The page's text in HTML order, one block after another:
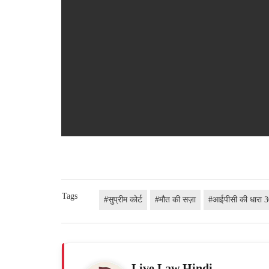
Tags #सुप्रीम कोर्ट #मौत की सज़ा #आईपीसी की धारा